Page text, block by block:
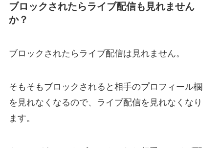
ブロックされたらライブ配信も見れません
か？
ブロックされたらライブ配信は見れません。
そもそもブロックされると相手のプロフィール欄
を見れなくなるので、ライブ配信を見れなくなり
ます。